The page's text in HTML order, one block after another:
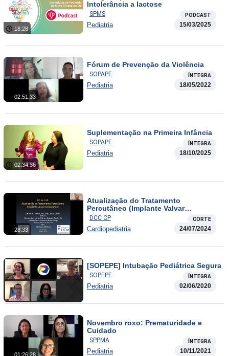
18:28
Intolerância a lactose
SPMS PODCAST
Pediatria 15/03/2025
02:51:33
Fórum de Prevenção da Violência
SOPAPE ÍNTEGRA
Pediatria 18/05/2022
02:34:36
Suplementação na Primeira Infância
SOPAPE ÍNTEGRA
Pediatria 18/10/2025
28:33
Atualização do Tratamento
Percutâneo (Implante Valvar
Percutâneo)
DCC CP CORTE
Cardiopediatria 24/07/2024
[SOPEPE] Intubação Pediátrica Segura
SOPEPE ÍNTEGRA
Pediatria 02/06/2020
01:26:28
Novembro roxo: Prematuridade e
Cuidado
SPPMA ÍNTEGRA
Pediatria 10/11/2021